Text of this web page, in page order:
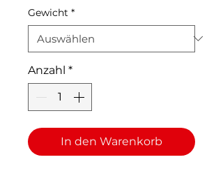
Gewicht *
Anzahl *
In den Warenkorb